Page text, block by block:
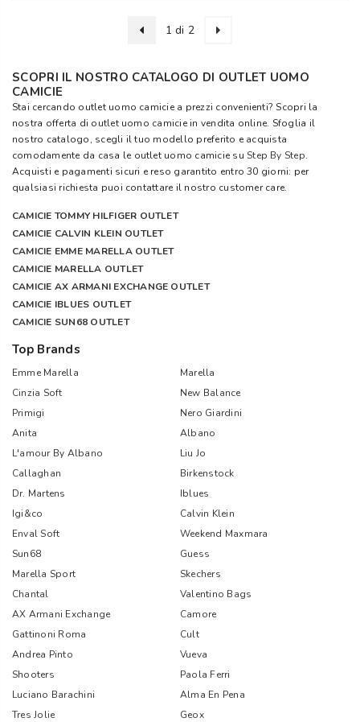
1 di 2
SCOPRI IL NOSTRO CATALOGO DI OUTLET UOMO
CAMICIE
Stai cercando outlet uomo camicie a prezzi convenienti? Scopri la
nostra offerta di outlet uomo camicie in vendita online. Sfoglia il
nostro catalogo, scegli il tuo modello preferito e acquista
comodamente da casa le outlet uomo camicie suStep By Step.
Acquisti e pagamenti sicuri e reso garantito entro 30 giorni: per
qualsiasi richiesta puoi contattare il nostro customer care.
CAMICIE TOMMY HILFIGER OUTLET
CAMICIE CALVIN KLEIN OUTLET
CAMICIE EMME MARELLA OUTLET
CAMICIE MARELLA OUTLET
CAMICIE AX ARMANI EXCHANGE OUTLET
CAMICIE IBLUES OUTLET
CAMICIE SUN68 OUTLET
Top Brands
Emme Marella
Marella
Cinzia Soft
New Balance
Primigi
Nero Giardini
Anita
Albano
L'amour By Albano
Liu Jo
Callaghan
Birkenstock
Dr. Martens
Iblues
Igi&co
Calvin Klein
Enval Soft
Weekend Maxmara
Sun68
Guess
Marella Sport
Skechers
Chantal
Valentino Bags
AX Armani Exchange
Camore
Gattinoni Roma
Cult
Andrea Pinto
Vueva
Shooters
Paola Ferri
Luciano Barachini
Alma En Pena
Tres Jolie
Geox